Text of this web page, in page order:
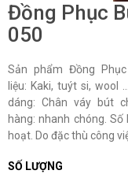
Đồng Phục
050
Sản phẩm Đồng
liệu: Kaki, tuýt si, wool
dáng: Chân váy bút
hàng: nhanh chóng.
hoạt. Do đặc thù công
SỐ LƯỢNG